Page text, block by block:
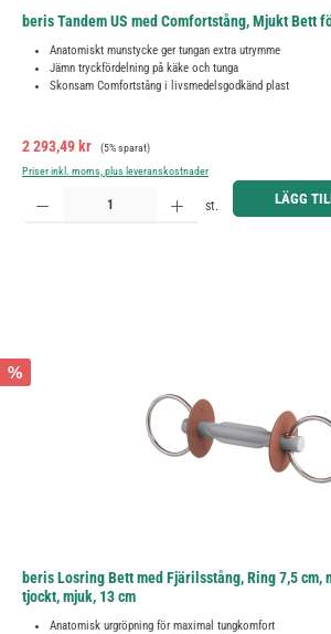
beris Tandem US med Comfortstång, Mjukt Bett
Anatomiskt munstycke ger tungan extra utrymme
Jämn tryckfördelning på käke och tunga
Skonsam Comfortstång i livsmedelsgodkänd plast
Försäljningspris:
2 293,49 kr Ordinarie pris:
(5% sparat)
Priser inkl. moms, plus leveranskostnader
Produktkvantitet: Ange önskat belopp eller använd knapparna
st. LÄGG
%
beris Losring Bett med Fjärilsstång, Ring 7,5 cm,
tjockt, mjuk, 13 cm
Anatomisk urgröpning för maximal tungkomfort